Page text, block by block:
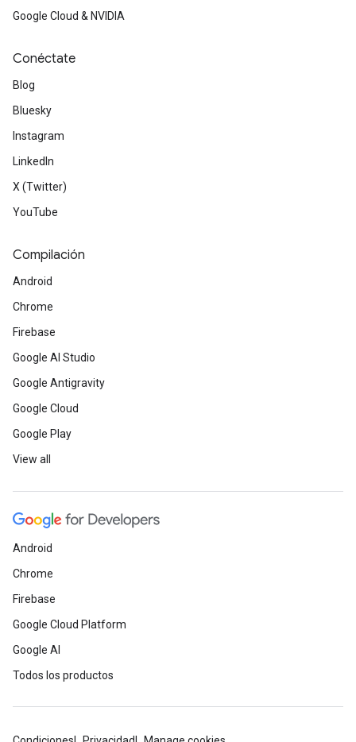
Google Cloud & NVIDIA
Conéctate
Blog
Bluesky
Instagram
LinkedIn
X (Twitter)
YouTube
Compilación
Android
Chrome
Firebase
Google AI Studio
Google Antigravity
Google Cloud
Google Play
View all
Android
Chrome
Firebase
Google Cloud Platform
Google AI
Todos los productos